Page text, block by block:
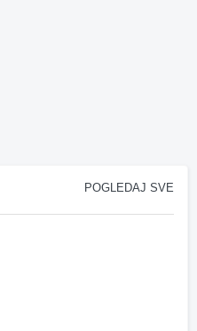
POGLEDAJ SVE